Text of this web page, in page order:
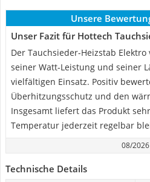
Unsere
Unser Fazit für Hottech
Der Tauchsieder-Heizstab
seiner Watt-Leistung und seiner
vielfältigen Einsatz. Positiv
Überhitzungsschutz und den
Insgesamt liefert das Produkt
Temperatur jederzeit regelbar
08/2026
Technische Details